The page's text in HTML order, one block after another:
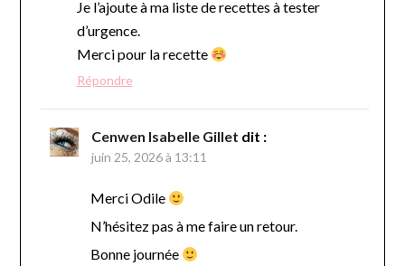
Je l’ajoute à ma liste de recettes à tester
d’urgence.
Merci pour la recette
Répondre
Cenwen Isabelle Gillet dit :
juin 25, 2026 à 13:11
Merci Odile
N’hésitez pas à me faire un retour.
Bonne journée